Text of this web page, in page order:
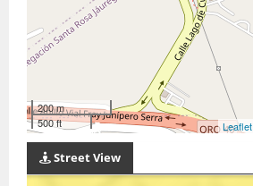
200 m
500 ft
Leaflet
Street View